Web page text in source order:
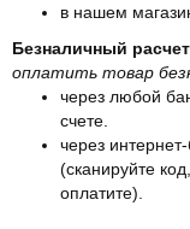
в нашем
Безналичный расчет
оплатить товар
через любой
счете.
через
(сканируйте
оплатите).